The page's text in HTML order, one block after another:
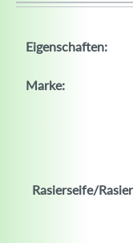
Eigenschaften:
Marke:
Rasierseife/